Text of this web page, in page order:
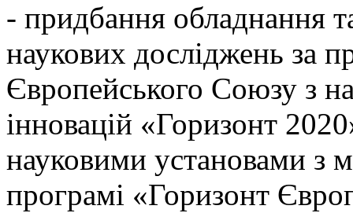
- придбання обладнання
наукових досліджень за
Європейського Союзу з
інновацій «Горизонт
науковими установами з
програмі «Горизонт